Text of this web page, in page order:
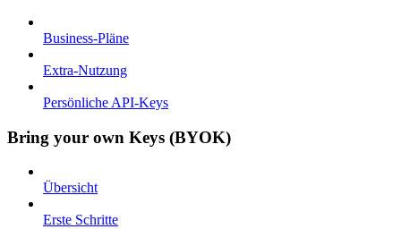
Business-Pläne
Extra-Nutzung
Persönliche API-Keys
Bring your own Keys (BYOK)
Übersicht
Erste Schritte